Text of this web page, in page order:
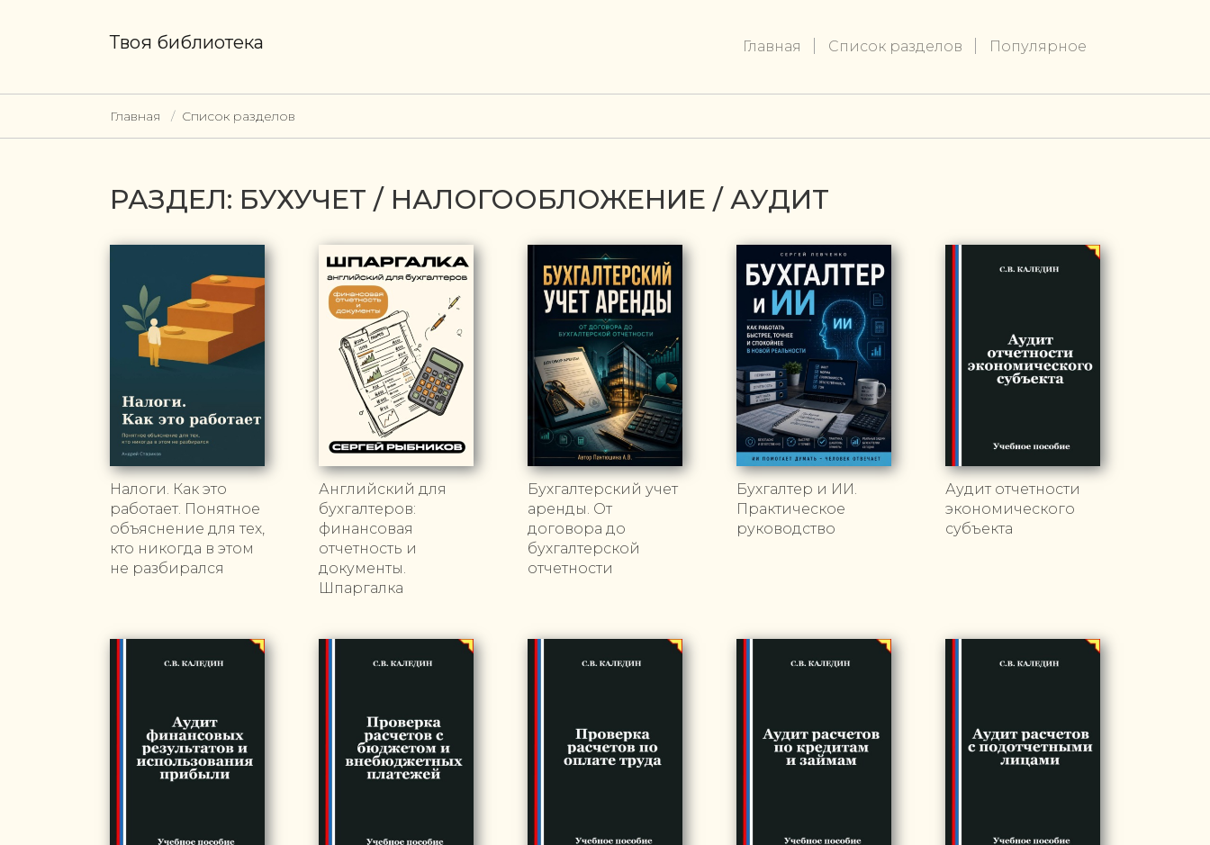
Твоя библиотека Главная Список разделов Популярное
Главная Список разделов
РАЗДЕЛ: БУХУЧЕТ / НАЛОГООБЛОЖЕНИЕ / АУДИТ
Налоги. Как это
работает. Понятное
объяснение для тех,
кто никогда в этом
не разбирался
Английский для
бухгалтеров:
финансовая
отчетность и
документы.
Шпаргалка
Бухгалтерский учет
аренды. От
договора до
бухгалтерской
отчетности
Бухгалтер и ИИ.
Практическое
руководство
Аудит отчетности
экономического
субъекта